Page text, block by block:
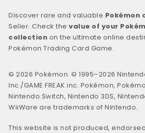
Discover rare and valuable Pokémon
Seller. Check thevalue of your
collection on the ultimate online
Pokémon Trading Card Game.
© 2026 Pokémon. © 1995–2026
Inc./GAME FREAK inc. Pokémon,
Nintendo Switch, Nintendo 3DS,
WiiWare are trademarks of Nintendo.
This website is not produced,